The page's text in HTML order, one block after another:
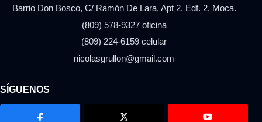
Barrio Don Bosco, C/ Ramón De Lara, Apt 2, Edf. 2, Moca.
(809) 578-9327 oficina
(809) 224-6159 celular
nicolasgrullon@gmail.com
SÍGUENOS